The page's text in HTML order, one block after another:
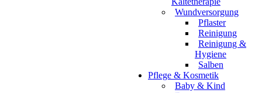
Wundversorgung
Pflaster
Reinigung
Reinigung &
Hygiene
Salben
Pflege & Kosmetik
Baby & Kind